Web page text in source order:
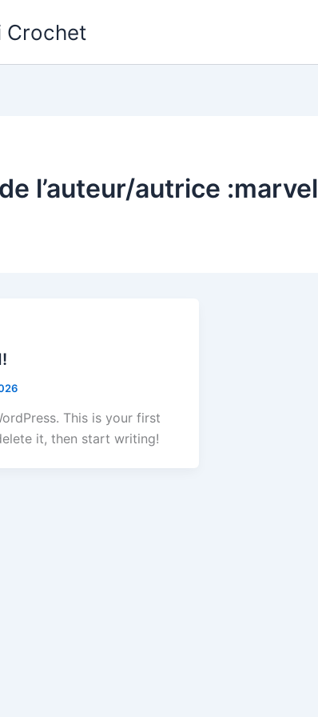
Crochet
l’auteur/autrice :marvel
This is your first
it, then start writing!